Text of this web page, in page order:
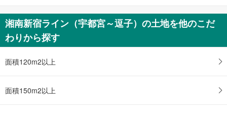
古河市東諸川
1,799万円
土地面積 181.5m2
湘南新宿ライン（宇都宮～逗子）の土地を他のこだ
わりから探す
面積120m2以上
面積150m2以上